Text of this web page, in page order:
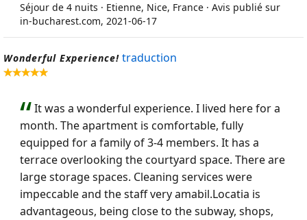
Séjour de 4 nuits · Etienne, Nice, France · Avis publié sur
in-bucharest.com, 2021-06-17
Wonderful Experience! traduction
It was a wonderful experience. I lived here for a
month. The apartment is comfortable, fully
equipped for a family of 3-4 members. It has a
terrace overlooking the courtyard space. There are
large storage spaces. Cleaning services were
impeccable and the staff very amabil.Locatia is
advantageous, being close to the subway, shops,